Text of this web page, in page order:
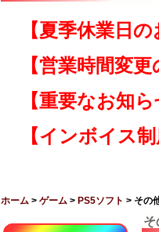
【夏季休業日の
【営業時間変更
【重要なお知
【インボイス
ホーム > ゲーム > PS5ソフト > その
そ